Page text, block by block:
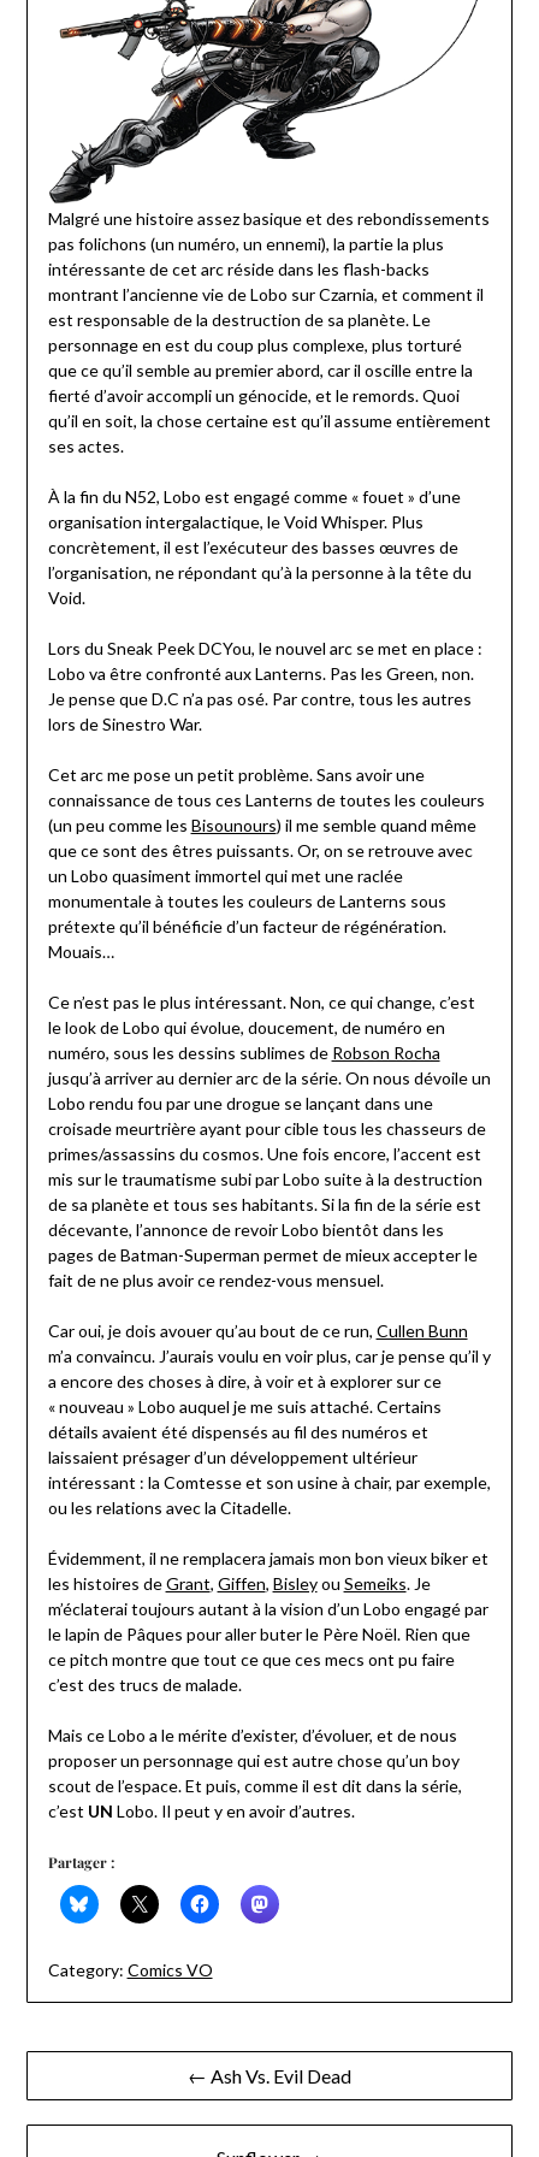
Malgré une histoire assez basique et des rebondissements
pas folichons (un numéro, un ennemi), la partie la plus
intéressante de cet arc réside dans les flash-backs
montrant l’ancienne vie de Lobo sur Czarnia, et comment il
est responsable de la destruction de sa planète. Le
personnage en est du coup plus complexe, plus torturé
que ce qu’il semble au premier abord, car il oscille entre la
fierté d’avoir accompli un génocide, et le remords. Quoi
qu’il en soit, la chose certaine est qu’il assume entièrement
ses actes.
À la fin du N52, Lobo est engagé comme « fouet » d’une
organisation intergalactique, le Void Whisper. Plus
concrètement, il est l’exécuteur des basses œuvres de
l’organisation, ne répondant qu’à la personne à la tête du
Void.
Lors du Sneak Peek DCYou, le nouvel arc se met en place :
Lobo va être confronté aux Lanterns. Pas les Green, non.
Je pense que D.C n’a pas osé. Par contre, tous les autres
lors de Sinestro War.
Cet arc me pose un petit problème. Sans avoir une
connaissance de tous ces Lanterns de toutes les couleurs
(un peu comme les Bisounours) il me semble quand même
que ce sont des êtres puissants. Or, on se retrouve avec
un Lobo quasiment immortel qui met une raclée
monumentale à toutes les couleurs de Lanterns sous
prétexte qu’il bénéficie d’un facteur de régénération.
Mouais…
Ce n’est pas le plus intéressant. Non, ce qui change, c’est
le look de Lobo qui évolue, doucement, de numéro en
numéro, sous les dessins sublimes de Robson Rocha
jusqu’à arriver au dernier arc de la série. On nous dévoile un
Lobo rendu fou par une drogue se lançant dans une
croisade meurtrière ayant pour cible tous les chasseurs de
primes/assassins du cosmos. Une fois encore, l’accent est
mis sur le traumatisme subi par Lobo suite à la destruction
de sa planète et tous ses habitants. Si la fin de la série est
décevante, l’annonce de revoir Lobo bientôt dans les
pages de Batman-Superman permet de mieux accepter le
fait de ne plus avoir ce rendez-vous mensuel.
Car oui, je dois avouer qu’au bout de ce run, Cullen Bunn
m’a convaincu. J’aurais voulu en voir plus, car je pense qu’il y
a encore des choses à dire, à voir et à explorer sur ce
« nouveau » Lobo auquel je me suis attaché. Certains
détails avaient été dispensés au fil des numéros et
laissaient présager d’un développement ultérieur
intéressant : la Comtesse et son usine à chair, par exemple,
ou les relations avec la Citadelle.
Évidemment, il ne remplacera jamais mon bon vieux biker et
les histoires deGrant, Giffen, Bisleyou Semeiks. Je
m’éclaterai toujours autant à la vision d’un Lobo engagé par
le lapin de Pâques pour aller buter le Père Noël. Rien que
ce pitch montre que tout ce que ces mecs ont pu faire
c’est des trucs de malade.
Mais ce Lobo a le mérite d’exister, d’évoluer, et de nous
proposer un personnage qui est autre chose qu’un boy
scout de l’espace. Et puis, comme il est dit dans la série,
c’est UN Lobo. Il peut y en avoir d’autres.
Partager :
Category: Comics VO
Navigation
de
← Ash Vs. Evil Dead